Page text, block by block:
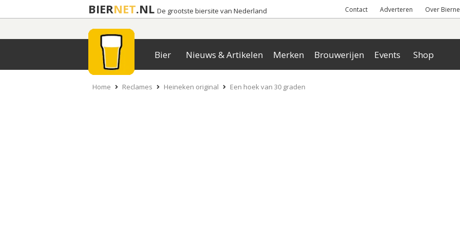
BIERNET.NL De grootste biersite van Nederland Contact Adverteren Over
Bier Nieuws & Artikelen Merken Brouwerijen Events Shop
Home Reclames Heineken original Een hoek van 30 graden